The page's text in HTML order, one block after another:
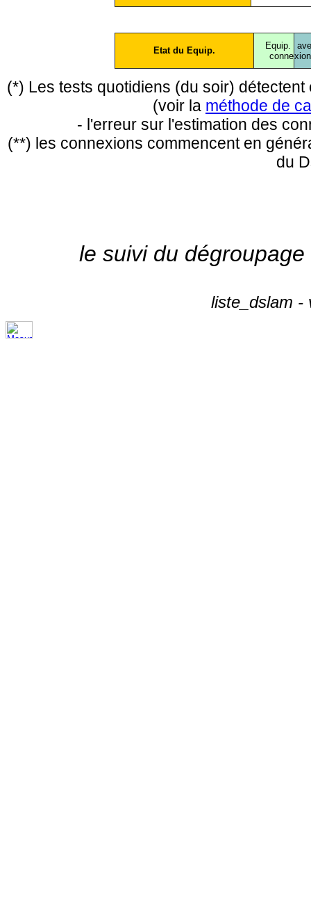
Etat du Equip.
Equip.
conne
(*) Les tests quotidiens (du soir)
(voir la méthode de
- l'erreur sur l'estimation des
(**) les connexions commencent en
du
le suivi du
liste_dslam -